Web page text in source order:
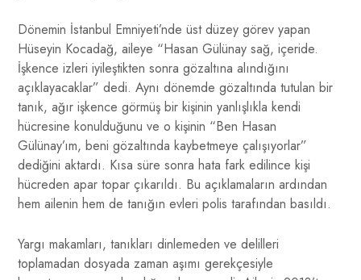
Dönemin İstanbul Emniyeti’nde üst düzey görev yapan
Hüseyin Kocadağ, aileye “Hasan Gülünay sağ, içeride.
İşkence izleri iyileştikten sonra gözaltına alındığını
açıklayacaklar” dedi. Aynı dönemde gözaltında tutulan bir
tanık, ağır işkence görmüş bir kişinin yanlışlıkla kendi
hücresine konulduğunu ve o kişinin “Ben Hasan
Gülünay’ım, beni gözaltında kaybetmeye çalışıyorlar”
dediğini aktardı. Kısa süre sonra hata fark edilince kişi
hücreden apar topar çıkarıldı. Bu açıklamaların ardından
hem ailenin hem de tanığın evleri polis tarafından basıldı.
Yargı makamları, tanıkları dinlemeden ve delilleri
toplamadan dosyada zaman aşımı gerekçesiyle